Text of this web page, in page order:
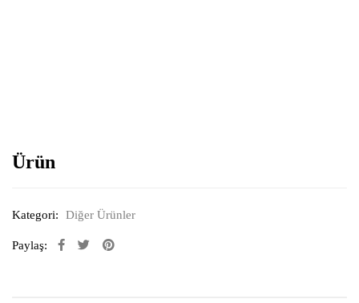
Ürün
Kategori: Diğer Ürünler
Paylaş: